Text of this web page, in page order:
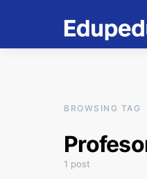
BROWSING TAG
1 post